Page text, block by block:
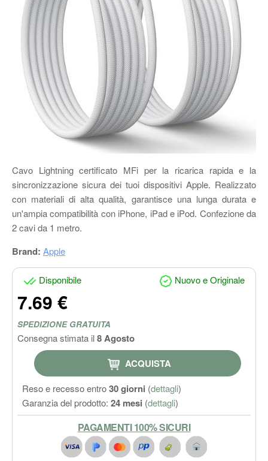
Cavo Lightning certificato MFi per la ricarica rapida e la
sincronizzazione sicura dei tuoi dispositivi Apple. Realizzato
con materiali di alta qualità, garantisce una lunga durata e
un'ampia compatibilità con iPhone, iPad e iPod. Confezione da
2 cavi da 1 metro.
Brand: Apple
Disponibile Nuovo e Originale
7.69 €
SPEDIZIONE GRATUITA
Consegna stimata il8 Agosto
ACQUISTA
Reso e recesso entro30 giorni (dettagli)
Garanzia del prodotto: 24 mesi (dettagli)
PAGAMENTI 100% SICURI